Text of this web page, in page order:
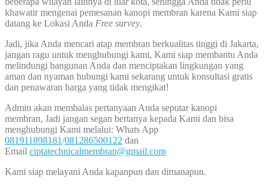
khawatir mengenai pemesanan kanopi membran karena Kami siap
datang ke Lokasi Anda Free survey.
Jadi, jika Anda mencari atap membran berkualitas tinggi di Jakarta,
jangan ragu untuk menghubungi kami, Kami siap membantu Anda
melindungi bangunan Anda dan menciptakan lingkungan yang
aman dan nyaman hubungi kami sekarang untuk konsultasi gratis
dan penawaran harga yang tidak mengikat!
Admin akan membalas pertanyaan Anda seputar kanopi
membran, Jadi jangan segan bertanya kepada Kami dan bisa
menghubungi Kami melalui: Whats App
081911898181/081286500122 dan
Email ciptatechnicalmembran@gmail.com
Kami siap melayani Anda kapanpun dan dimanapun.